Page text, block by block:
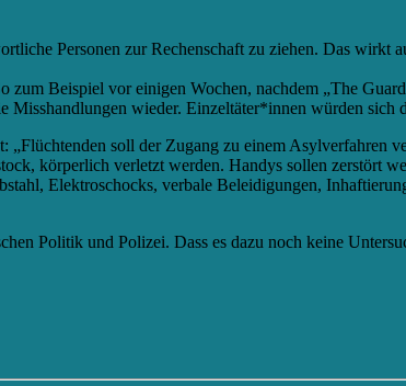
Personen zur Rechenschaft zu ziehen. Das wirkt
Beispiel vor einigen Wochen, nachdem „The
Misshandlungen wieder. Einzeltäter*innen würden sich
„Flüchtenden soll der Zugang zu einem Asylverfahren
körperlich verletzt werden. Handys sollen zerstört
Elektroschocks, verbale Beleidigungen,
Politik und Polizei. Dass es dazu noch keine